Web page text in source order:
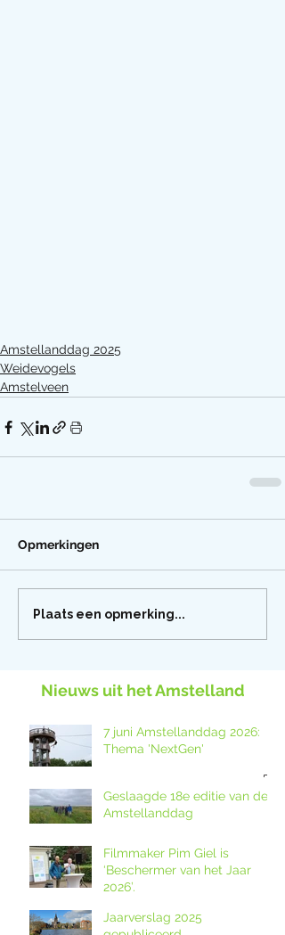
Amstellanddag 2025
Weidevogels
Amstelveen
Opmerkingen
Plaats een opmerking...
Nieuws uit het Amstelland
7 juni Amstellanddag 2026:
Thema 'NextGen'
Geslaagde 18e editie van de
Amstellanddag
Filmmaker Pim Giel is
‘Beschermer van het Jaar
2026’.
Jaarverslag 2025